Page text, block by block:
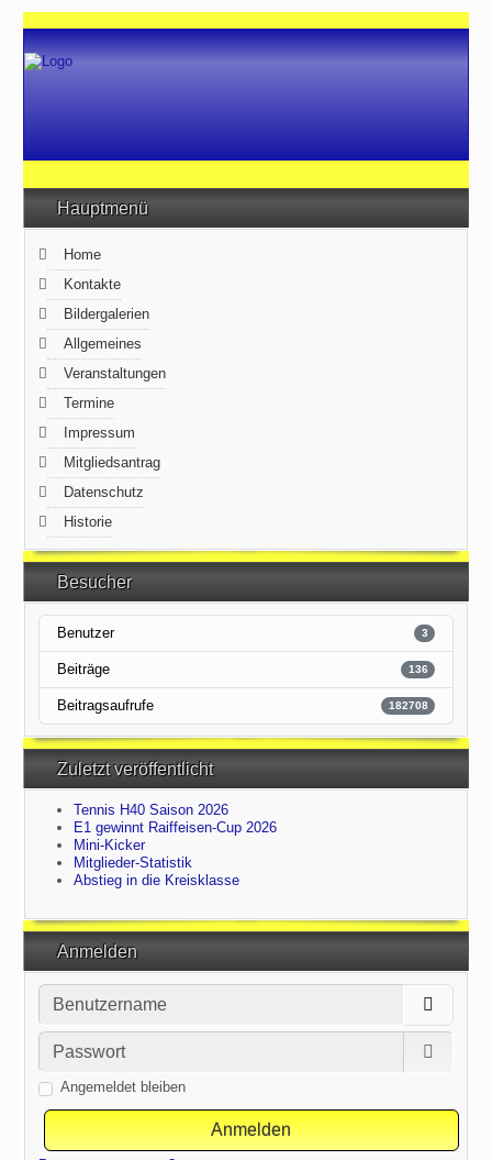
Hauptmenü
Home
Kontakte
Bildergalerien
Allgemeines
Veranstaltungen
Termine
Impressum
Mitgliedsantrag
Datenschutz
Historie
Besucher
Benutzer 3
Beiträge 136
Beitragsaufrufe 182708
Zuletzt veröffentlicht
Tennis H40 Saison 2026
E1 gewinnt Raiffeisen-Cup 2026
Mini-Kicker
Mitglieder-Statistik
Abstieg in die Kreisklasse
Anmelden
Benutzername
Passwort
Angemeldet bleiben
Anmelden